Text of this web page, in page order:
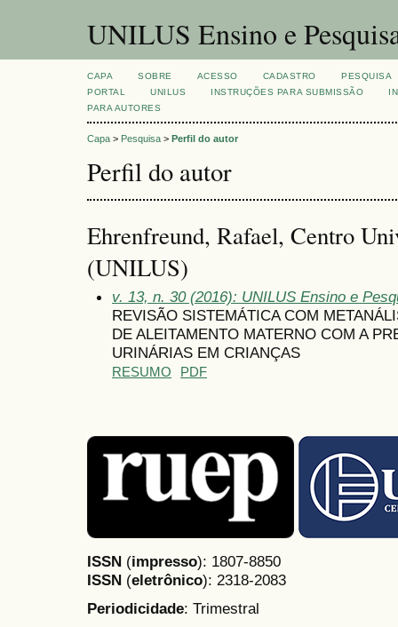
UNILUS Ensino e
CAPA SOBRE ACESSO CADASTRO
PESQUISA
PORTAL
UNILUS INSTRUÇÕES PARA SUBMISSÃO
PARA AUTORES
Capa > Pesquisa > Perfil do autor
Perfil do autor
Ehrenfreund, Rafael, Centro
(UNILUS)
v. 13, n. 30 (2016): UNILUS Ensino e
REVISÃO SISTEMÁTICA COM
DE ALEITAMENTO MATERNO COM A
URINÁRIAS EM CRIANÇAS
RESUMO PDF
ISSN (impresso): 1807-8850
ISSN (eletrônico): 2318-2083
Periodicidade: Trimestral